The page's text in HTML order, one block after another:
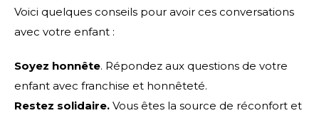
Voici quelques conseils pour avoir ces conversations
avec votre enfant :
Soyez honnête. Répondez aux questions de votre
enfant avec franchise et honnêteté.
Restez solidaire. Vous êtes la source de réconfort et